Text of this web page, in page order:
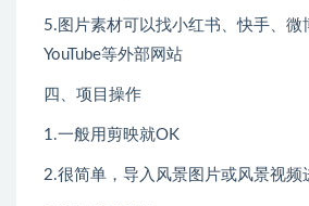
5.图片素材可以找小红书、快手、微
YouTube等外部网站
四、项目操作
1.一般用剪映就OK
2.很简单，导入风景图片或风景视频